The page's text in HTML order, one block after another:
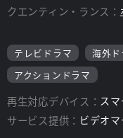
グリーンアローである
れた後、スラブサイド凶
は、別人のようになって
はなく、孤立して争いを
縮できるよう、できるだ
ーだったが、かつての
されることになる。一
クエンティン・ランス：
テレビドラマ 海外ド
アクションドラマ
再生対応デバイス： ス
サービス提供： ビデオ